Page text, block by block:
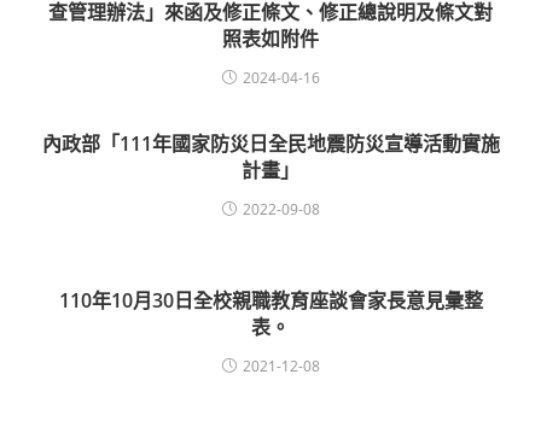
查管理辦法」來函及修正條文、修正總說明及條文對
照表如附件
2024-04-16
內政部「111年國家防災日全民地震防災宣導活動實施
計畫」
2022-09-08
110年10月30日全校親職教育座談會家長意見彙整
表。
2021-12-08